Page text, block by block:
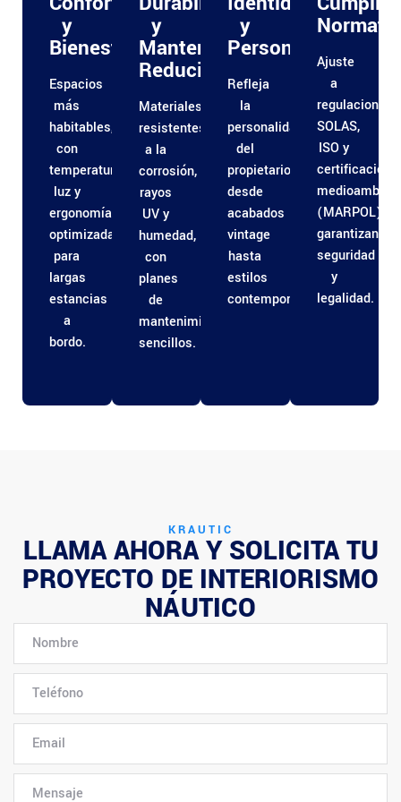
y
Bienestar
Espacios
más
habitables,
con
temperatura,
luz y
ergonomía
optimizadas
para
largas
estancias
a
bordo.
y
Mantenimiento
Reducido
Materiales
resistentes
a la
corrosión,
rayos
UV y
humedad,
con
planes
de
mantenimiento
sencillos.
y
Personalización
Refleja
la
personalidad
del
propietario:
desde
acabados
vintage
hasta
estilos
contemporáneos.
Ajuste
a
regulaciones
SOLAS,
ISO y
(MARPOL),
garantizando
seguridad
y
legalidad.
KRAUTIC
LLAMA AHORA Y SOLICITA TU
PROYECTO DE INTERIORISMO
NÁUTICO